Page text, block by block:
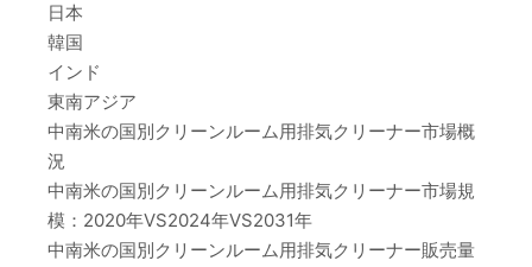
日本
韓国
インド
東南アジア
中南米の国別クリーンルーム用排気クリーナー市場概
況
中南米の国別クリーンルーム用排気クリーナー市場規
模：2020年VS2024年VS2031年
中南米の国別クリーンルーム用排気クリーナー販売量